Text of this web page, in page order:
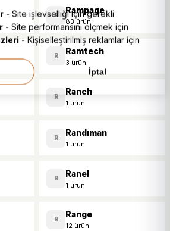
R Rampage
83 ürün
R Ramtech
3 ürün
R Ranch
1 ürün
R Randıman
1 ürün
R Ranel
1 ürün
R Range
12 ürün
- Site işlevselliği için gerekli
- Site performansını ölçmek için
- Kişiselleştirilmiş reklamlar için
İptal